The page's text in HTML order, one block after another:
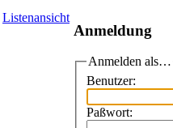
Listenansicht
Anmeldung
Anmelden als…
Benutzer:
Paßwort: